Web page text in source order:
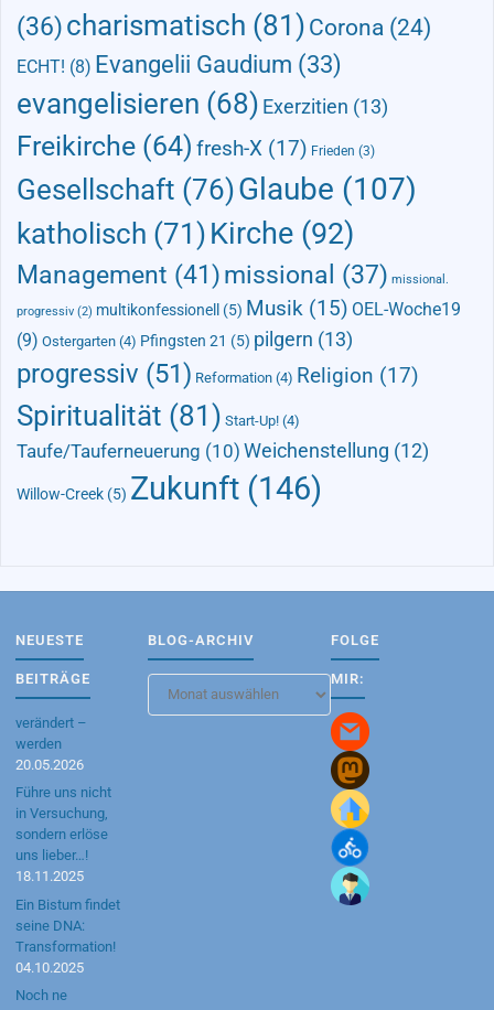
(36)charismatisch (81) Corona (24)
ECHT! (8) Evangelii Gaudium (33)
evangelisieren (68) Exerzitien (13)
Freikirche (64) fresh-X (17) Frieden (3)
Gesellschaft (76)Glaube (107)
katholisch (71) Kirche (92)
Management (41)missional (37) missional.
progressiv (2) multikonfessionell (5) Musik (15) OEL-Woche19
(9) Ostergarten (4) Pfingsten 21 (5) pilgern (13)
progressiv (51) Reformation (4) Religion (17)
Spiritualität (81) Start-Up! (4)
Taufe/Tauferneuerung (10) Weichenstellung (12)
Willow-Creek (5) Zukunft (146)
NEUESTE
BEITRÄGE
verändert –
werden
20.05.2026
Führe uns nicht
in Versuchung,
sondern erlöse
uns lieber…!
18.11.2025
Ein Bistum findet
seine DNA:
Transformation!
04.10.2025
Noch ne
BLOG-ARCHIV
Blog-
Archiv
FOLGE
MIR: